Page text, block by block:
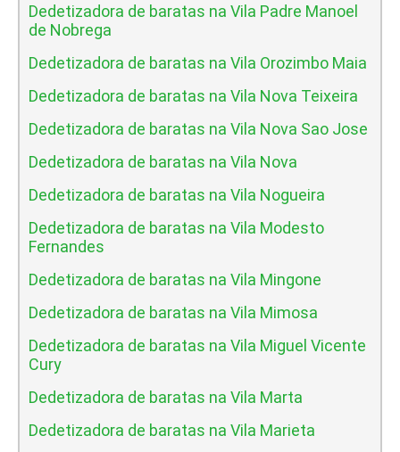
Dedetizadora de baratas na Vila Padre Manoel
de Nobrega
Dedetizadora de baratas na Vila Orozimbo Maia
Dedetizadora de baratas na Vila Nova Teixeira
Dedetizadora de baratas na Vila Nova Sao Jose
Dedetizadora de baratas na Vila Nova
Dedetizadora de baratas na Vila Nogueira
Dedetizadora de baratas na Vila Modesto
Fernandes
Dedetizadora de baratas na Vila Mingone
Dedetizadora de baratas na Vila Mimosa
Dedetizadora de baratas na Vila Miguel Vicente
Cury
Dedetizadora de baratas na Vila Marta
Dedetizadora de baratas na Vila Marieta